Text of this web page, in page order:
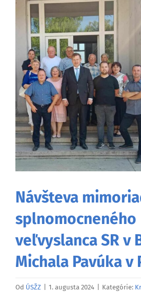
väčší
obrázok
Návšteva
splnomocneného
veľvyslanca SR v
Michala Pavúka v
Od ÚSŽZ 1. augusta 2024 Kategórie: